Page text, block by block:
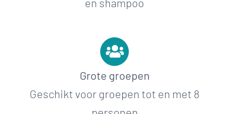
Grote groepen
Geschikt voor groepen tot en met 8